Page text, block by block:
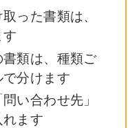
った書類は、
す
類は、種類ご
分けます
い合わせ先」
ます